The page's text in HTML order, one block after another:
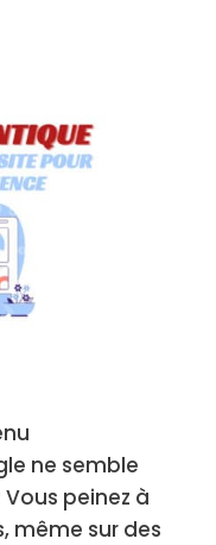
ne semble
peinez à
même sur des